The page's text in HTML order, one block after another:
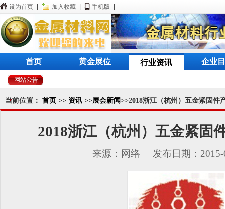
设为首页 加入收藏 手机版
首页 黄金展位 行业资讯 企业
网站公告
当前位置： 首页 >> 资讯 >>展会新闻>>2018浙江（杭州）五金紧固件
2018浙江（杭州）五金紧固
来源：网络 发布日期：2015-